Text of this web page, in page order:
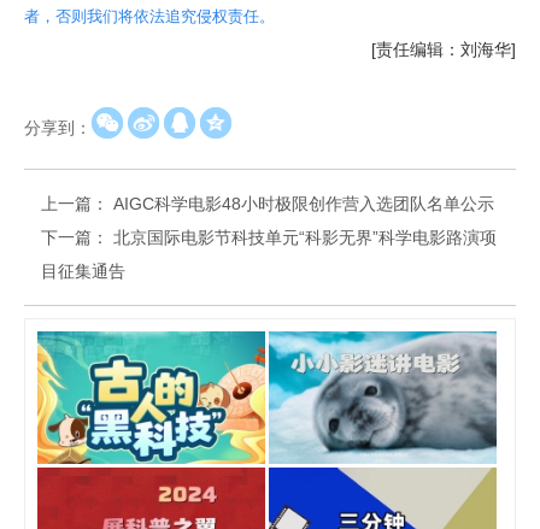
者，否则我们将依法追究侵权责任。
[责任编辑：刘海华]
分享到：
上一篇： AIGC科学电影48小时极限创作营入选团队名单公示
下一篇： 北京国际电影节科技单元“科影无界”科学电影路演项
目征集通告